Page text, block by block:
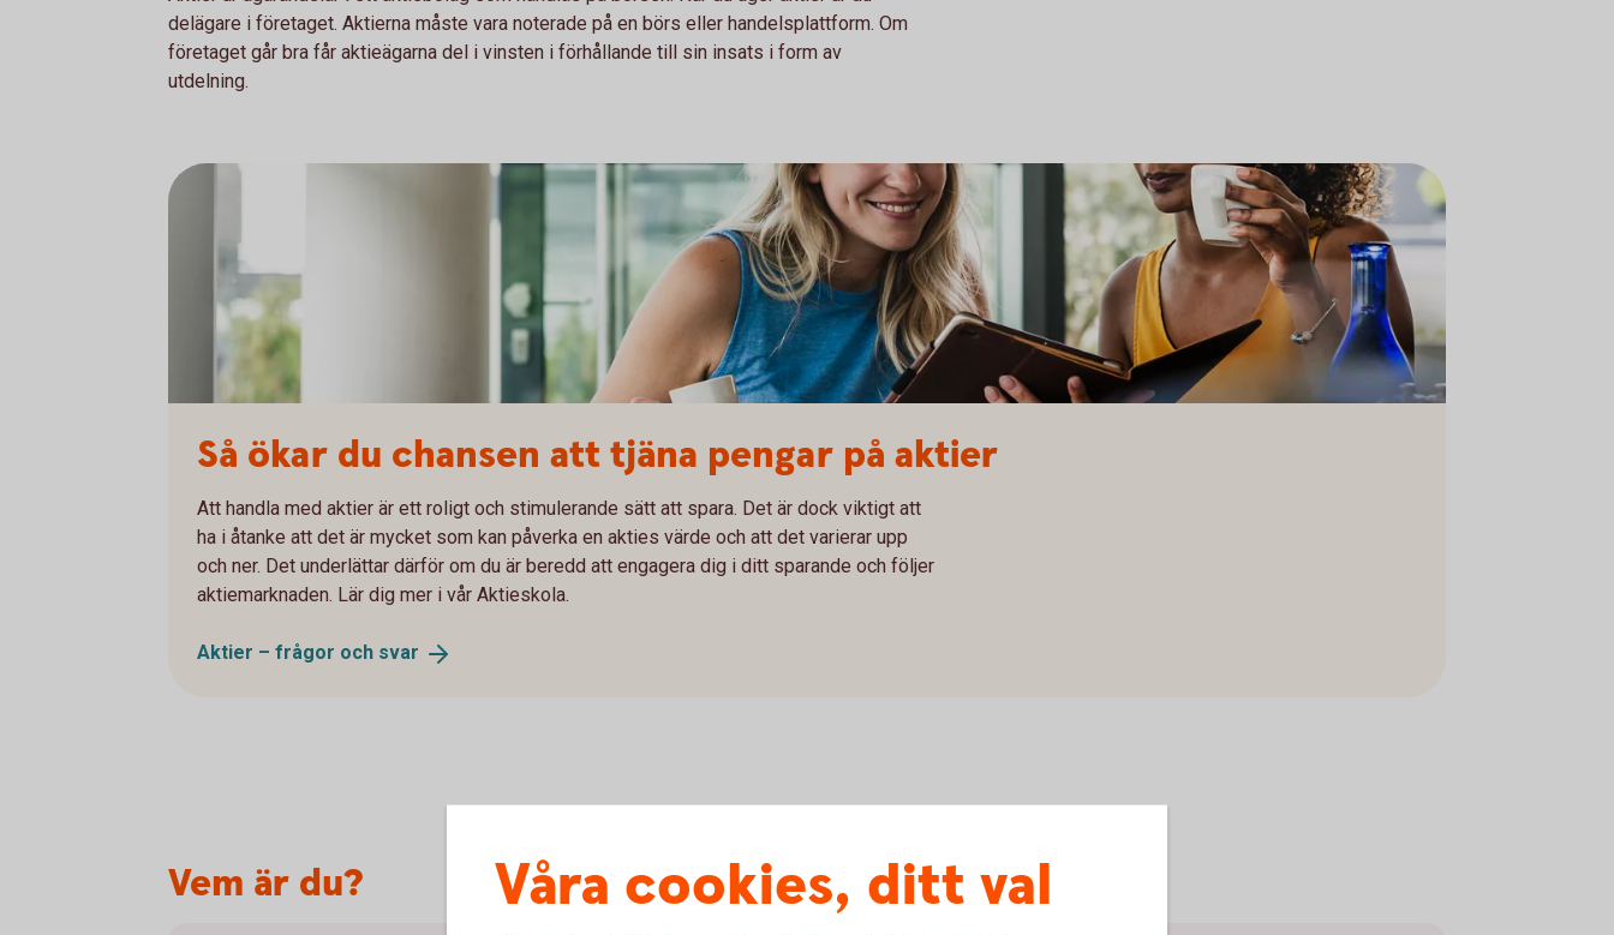
delägare i företaget. Aktierna måste vara noterade på en börs eller handelsplattform. Om
företaget går bra får aktieägarna del i vinsten i förhållande till sin insats i form av
utdelning.
Så ökar du chansen att tjäna pengar på aktier
Att handla med aktier är ett roligt och stimulerande sätt att spara. Det är dock viktigt att
ha i åtanke att det är mycket som kan påverka en akties värde och att det varierar upp
och ner. Det underlättar därför om du är beredd att engagera dig i ditt sparande och följer
aktiemarknaden. Lär dig mer i vår Aktieskola.
Aktier – frågor och svar
Vem är du? Våra cookies, ditt val